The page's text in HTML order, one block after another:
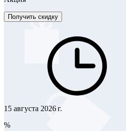
Получить скидку
15 августа 2026 г.
%